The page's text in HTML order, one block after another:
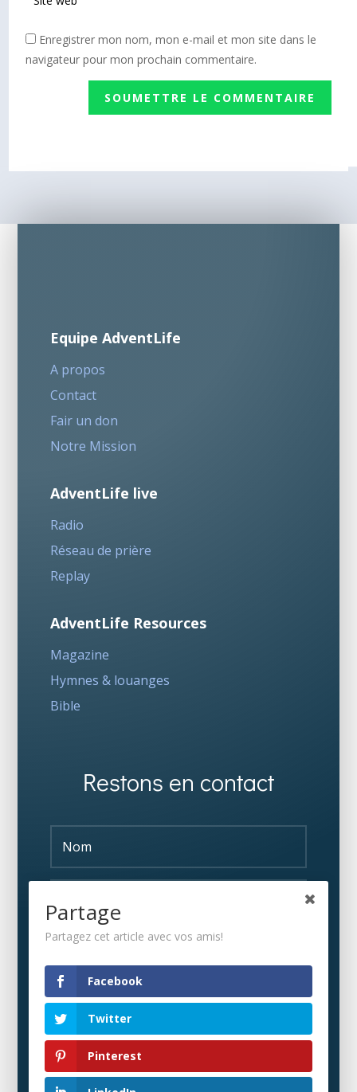
Enregistrer mon nom, mon e-mail et mon site dans le
navigateur pour mon prochain commentaire.
SOUMETTRE LE COMMENTAIRE
Equipe AdventLife
A propos
Contact
Fair un don
Notre Mission
AdventLife live
Radio
Réseau de prière
Replay
AdventLife Resources
Magazine
Hymnes & louanges
Bible
Restons en contact
Partage
Partagez cet article avec vos amis!
Facebook
Twitter
Pinterest